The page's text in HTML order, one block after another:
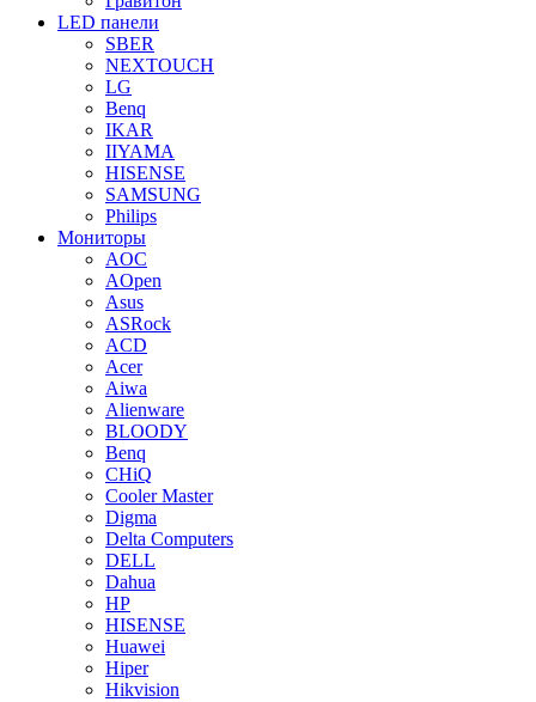
LED панели
SBER
NEXTOUCH
LG
Benq
IKAR
IIYAMA
HISENSE
SAMSUNG
Philips
Мониторы
AOC
AOpen
Asus
ASRock
ACD
Acer
Aiwa
Alienware
BLOODY
Benq
CHiQ
Cooler Master
Digma
Delta Computers
DELL
Dahua
HP
HISENSE
Huawei
Hiper
Hikvision